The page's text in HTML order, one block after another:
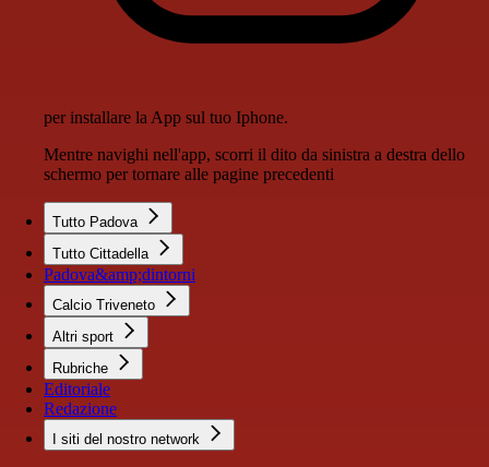
per installare la App sul tuo Iphone.
Mentre navighi nell'app, scorri il dito da sinistra a destra dello
schermo per tornare alle pagine precedenti
Tutto Padova
Tutto Cittadella
Padova&amp;dintorni
Calcio Triveneto
Altri sport
Rubriche
Editoriale
Redazione
I siti del nostro network